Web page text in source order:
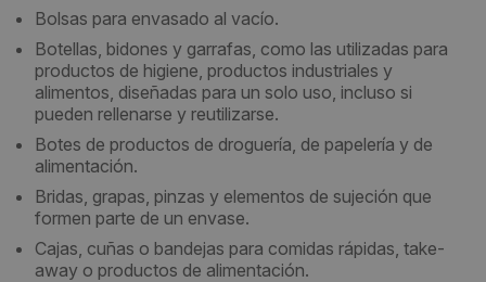
Bolsas para envasado al vacío.
Botellas, bidones y garrafas, como las utilizadas para
productos de higiene, productos industriales y
alimentos, diseñadas para un solo uso, incluso si
pueden rellenarse y reutilizarse.
Botes de productos de droguería, de papelería y de
alimentación.
Bridas, grapas, pinzas y elementos de sujeción que
formen parte de un envase.
Cajas, cuñas o bandejas para comidas rápidas, take-
away o productos de alimentación.